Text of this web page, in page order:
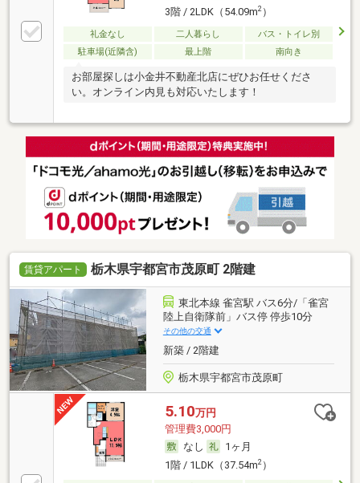
3階 / 2LDK（54.09m2）
礼金なし 二人暮らし
バス・トイレ別
駐車場(近隣含)
最上階 南向き
お部屋探しは小金井不動産北店にぜひお任せくださ
い。オンライン内見も対応いたします！
賃貸アパート 栃木県宇都宮市茂原町 2階建
東北本線 雀宮駅 バス6分/「雀宮
陸上自衛隊前」バス停 停歩10分
その他の交通
新築 / 2階建
栃木県宇都宮市茂原町
5.10万円
管理費3,000円
なし
1ヶ月
1階 / 1LDK（37.54m2）